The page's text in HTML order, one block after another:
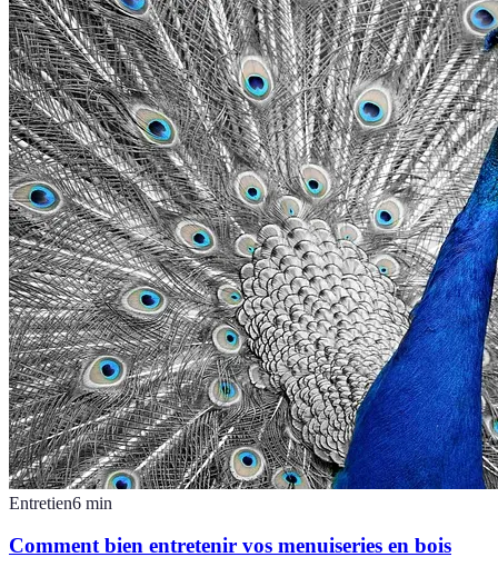
Entretien6 min
Comment bien entretenir vos menuiseries en bois